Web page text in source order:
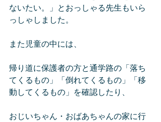
ないたい。」とおっしゃる先生もいら
っしゃしました。
また児童の中には、
帰り道に保護者の方と通学路の「落ち
てくるもの」「倒れてくるもの」「移
動してくるもの」を確認したり、
おじいちゃん・おばあちゃんの家に行